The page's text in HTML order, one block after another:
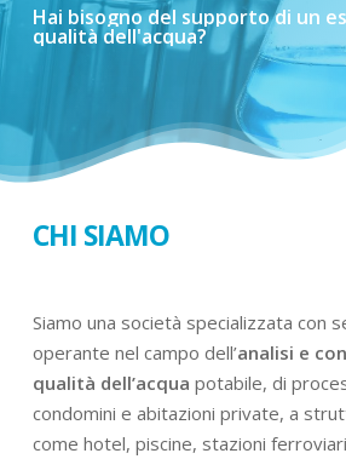
Hai bisognodel supportodi un
qualitàdell'acqua?
CHI SIAMO
Siamo una società specializzata con
operante nel campo dell’analisi e
qualità dell’acqua potabile, di
condomini e abitazioni private, a
come hotel, piscine, stazioni